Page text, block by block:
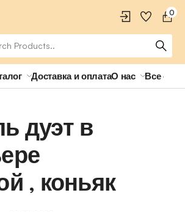
0
Доставка и оплатаО нас Все о
дуэт в
, коньяк